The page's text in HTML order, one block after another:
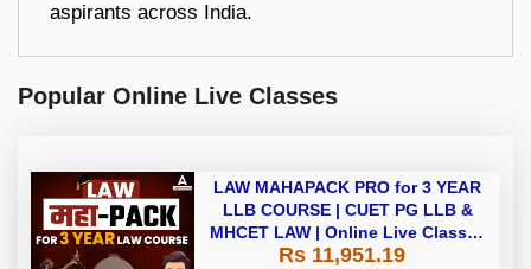
aspirants across India.
Popular Online Live Classes
LAW MAHAPACK PRO for 3 YEAR
LLB COURSE | CUET PG LLB &
MHCET LAW | Online Live Classes
with Printed Books by Adda 247
Rs 11,951.19